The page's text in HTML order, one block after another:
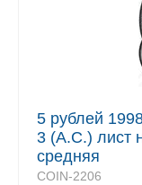
5 рублей
3 (А.С.) лист
средняя
COIN-2206